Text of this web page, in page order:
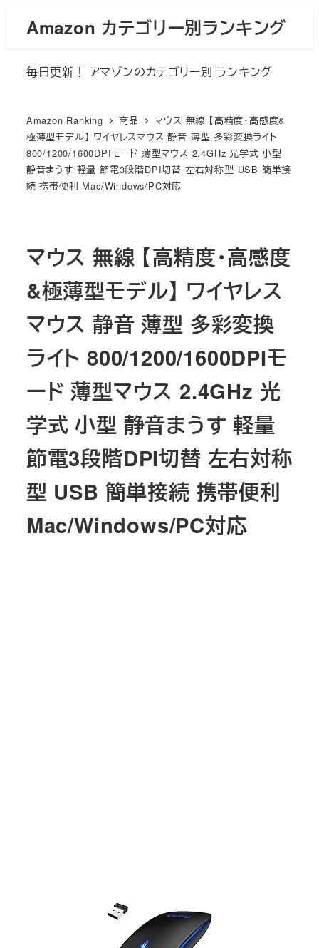
Amazon カテゴリー別ランキング
毎日更新！ アマゾンのカテゴリー別 ランキング
Amazon Ranking 商品
マウス 無線 【高精度・高感度&
極薄型モデル】 ワイヤレスマウス 静音 薄型 多彩変換ライト
800/1200/1600DPIモード 薄型マウス 2.4GHz 光学式 小型
静音まうす 軽量 節電3段階DPI切替 左右対称型 USB 簡単接
続 携帯便利 Mac/Windows/PC対応
マウス 無線 【高精度・高感度
&極薄型モデル】 ワイヤレス
マウス 静音 薄型 多彩変換
ライト 800/1200/1600DPIモ
ード 薄型マウス 2.4GHz 光
学式 小型 静音まうす 軽量
節電3段階DPI切替 左右対称
型 USB 簡単接続 携帯便利
Mac/Windows/PC対応